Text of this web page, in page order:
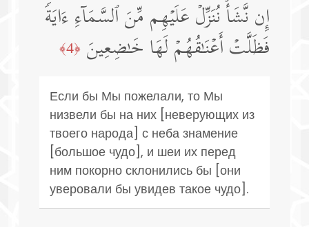
إِن نَّشَأۡ نُنَزِّلۡ عَلَیۡهِم مِّنَ ٱلسَّمَاۤءِ ءَایَةࣰ
فَظَلَّتۡ أَعۡنَـٰقُهُمۡ لَهَا خَـٰضِعِینَ ﴿4﴾
Если бы Мы пожелали, то Мы
низвели бы на них [неверующих из
твоего народа] с неба знамение
[большое чудо], и шеи их перед
ним покорно склонились бы [они
уверовали бы увидев такое чудо].